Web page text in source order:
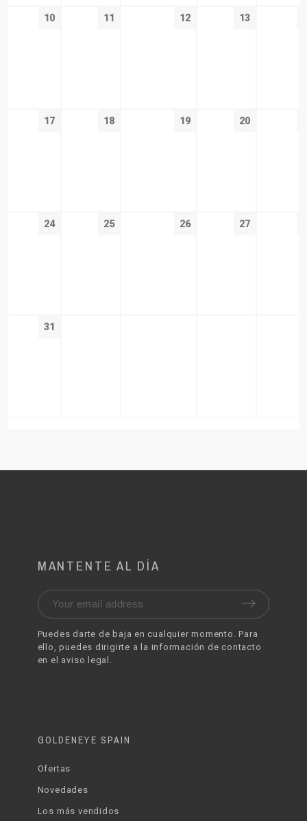
10 11 12 13
17 18 19 20
24 25 26 27
31
MANTENTE AL DÍA
Puedes darte de baja en cualquier momento. Para
ello, puedes dirigirte a la información de contacto
en el aviso legal.
GOLDENEYE SPAIN
Ofertas
Novedades
Los más vendidos